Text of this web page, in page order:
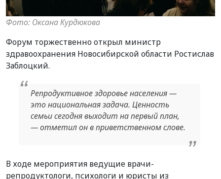
Фото: Оксана Курдюкова
Форум торжественно открыл министр
здравоохранения Новосибирской области Ростислав
Заблоцкий.
Репродуктивное здоровье населения —
это национальная задача. Ценность
семьи сегодня выходит на первый план,
— отметил он в приветственном слове.
В ходе мероприятия ведущие врачи-
репродуктологи, психологи и юристы из